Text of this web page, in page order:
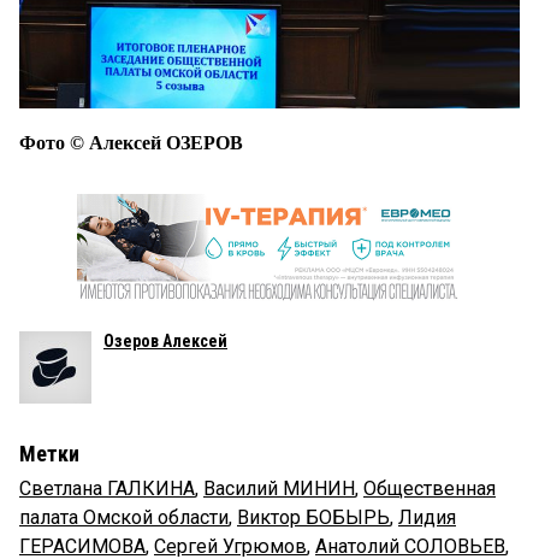
Фото © Алексей ОЗЕРОВ
Озеров Алексей
Метки
Светлана ГАЛКИНА, Василий МИНИН, Общественная
палата Омской области, Виктор БОБЫРЬ, Лидия
ГЕРАСИМОВА, Сергей Угрюмов, Анатолий СОЛОВЬЕВ,